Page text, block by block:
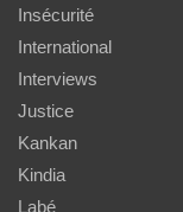
Insécurité
International
Interviews
Justice
Kankan
Kindia
Labé